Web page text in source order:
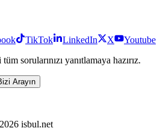
TikTok LinkedIn X
Youtube
sorularınızı yanıtlamaya hazırız.
Arayın
2026 isbul.net